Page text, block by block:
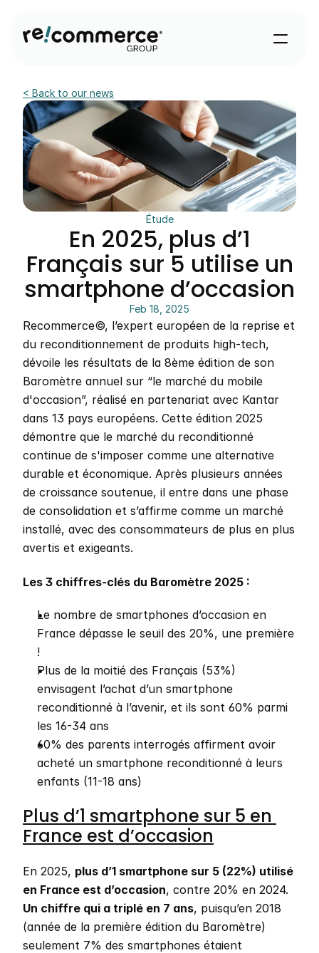
< Back to our news
Étude
En 2025, plus d’1
Français sur 5 utilise un
smartphone d’occasion
Feb 18, 2025
Recommerce©, l’expert européen de la reprise et
du reconditionnement de produits high-tech,
dévoile les résultats de la 8ème édition de son
Baromètre annuel sur “le marché du mobile
d'occasion”, réalisé en partenariat avec Kantar
dans 13 pays européens. Cette édition 2025
démontre que le marché du reconditionné
continue de s'imposer comme une alternative
durable et économique. Après plusieurs années
de croissance soutenue, il entre dans une phase
de consolidation et s’affirme comme un marché
installé, avec des consommateurs de plus en plus
avertis et exigeants.
Les 3 chiffres-clés du Baromètre 2025 :
Le nombre de smartphones d’occasion en
France dépasse le seuil des 20%, une première
!
Plus de la moitié des Français (53%)
envisagent l’achat d’un smartphone
reconditionné à l’avenir, et ils sont 60% parmi
les 16-34 ans
60% des parents interrogés affirment avoir
acheté un smartphone reconditionné à leurs
enfants (11-18 ans)
Plus d’1 smartphone sur 5 en
France est d’occasion
En 2025, plus d’1 smartphone sur 5 (22%) utilisé
en France est d’occasion
Un chiffre qui a triplé en 7 ans, puisqu’en 2018
(année de la première édition du Baromètre)
seulement 7% des smartphones étaient